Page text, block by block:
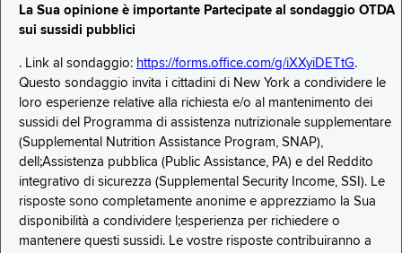
La Sua opinione è importante Partecipate al sondaggio OTDA
sui sussidi pubblici
. Link al sondaggio: https://forms.office.com/g/iXXyiDETtG.
Questo sondaggio invita i cittadini di New York a condividere le
loro esperienze relative alla richiesta e/o al mantenimento dei
sussidi del Programma di assistenza nutrizionale supplementare
(Supplemental Nutrition Assistance Program, SNAP),
dell;Assistenza pubblica (Public Assistance, PA) e del Reddito
integrativo di sicurezza (Supplemental Security Income, SSI). Le
risposte sono completamente anonime e apprezziamo la Sua
disponibilità a condividere l;esperienza per richiedere o
mantenere questi sussidi. Le vostre risposte contribuiranno a